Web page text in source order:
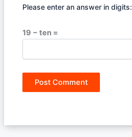
Please enter an answer in digits:
19 − ten =